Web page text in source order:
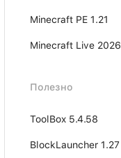
Minecraft PE 1.21
Minecraft Live 2026
Полезно
ToolBox 5.4.58
BlockLauncher 1.27